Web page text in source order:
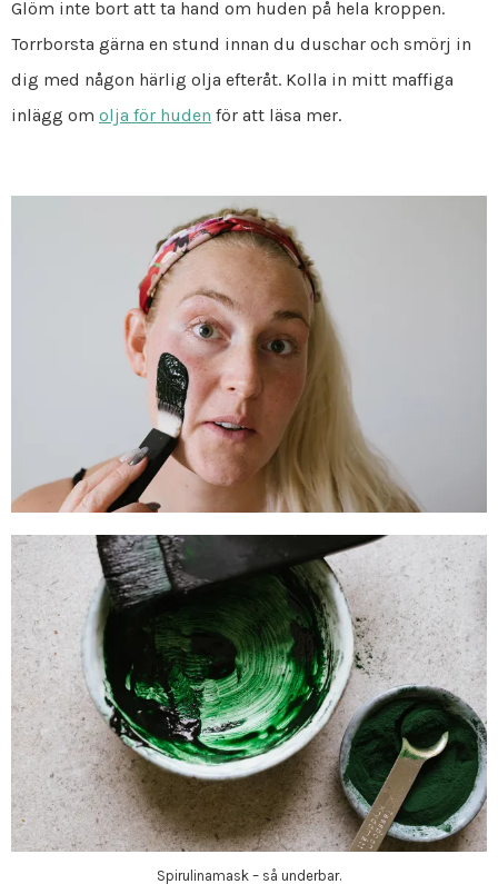
Glöm inte bort att ta hand om huden på hela kroppen.
Torrborsta gärna en stund innan du duschar och smörj in
dig med någon härlig olja efteråt. Kolla in mitt maffiga
inlägg om olja för huden för att läsa mer.
Spirulinamask – så underbar.